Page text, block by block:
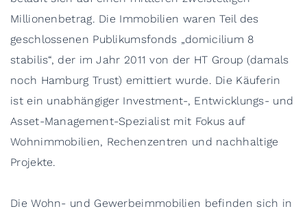
Millionenbetrag. Die Immobilien waren Teil des
geschlossenen Publikumsfonds „domicilium 8
stabilis“, der im Jahr 2011 von der HT Group (damals
noch Hamburg Trust) emittiert wurde. Die Käuferin
ist ein unabhängiger Investment-, Entwicklungs- und
Asset-Management-Spezialist mit Fokus auf
Wohnimmobilien, Rechenzentren und nachhaltige
Projekte.
Die Wohn- und Gewerbeimmobilien befinden sich in